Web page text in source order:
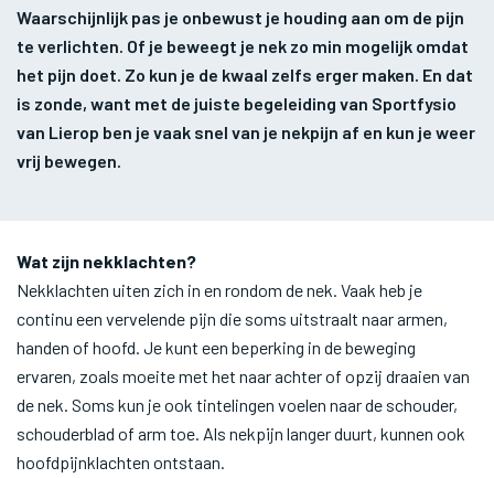
Waarschijnlijk pas je onbewust je houding aan om de pijn
te verlichten. Of je beweegt je nek zo min mogelijk omdat
het pijn doet. Zo kun je de kwaal zelfs erger maken. En dat
is zonde, want met de juiste begeleiding van Sportfysio
van Lierop ben je vaak snel van je nekpijn af en kun je weer
vrij bewegen.
Wat zijn nekklachten?
Nekklachten uiten zich in en rondom de nek. Vaak heb je
continu een vervelende pijn die soms uitstraalt naar armen,
handen of hoofd. Je kunt een beperking in de beweging
ervaren, zoals moeite met het naar achter of opzij draaien van
de nek. Soms kun je ook tintelingen voelen naar de schouder,
schouderblad of arm toe. Als nekpijn langer duurt, kunnen ook
hoofdpijnklachten ontstaan.